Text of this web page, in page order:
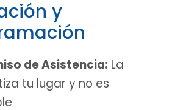
y
de Asistencia: La
tu lugar y no es